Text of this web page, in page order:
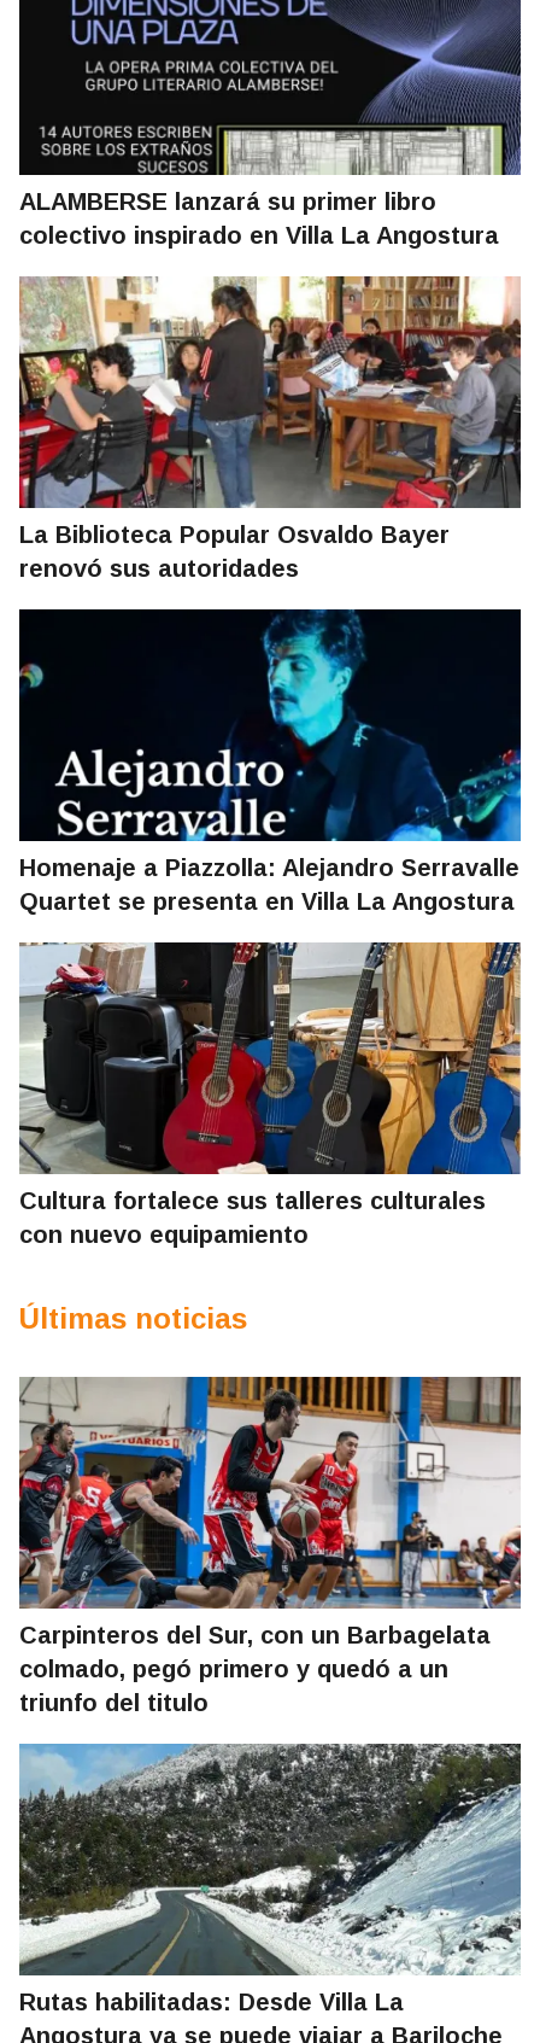
ALAMBERSE lanzará su primer libro
colectivo inspirado en Villa La Angostura
La Biblioteca Popular Osvaldo Bayer
renovó sus autoridades
Homenaje a Piazzolla: Alejandro Serravalle
Quartet se presenta en Villa La Angostura
Cultura fortalece sus talleres culturales
con nuevo equipamiento
Últimas noticias
Carpinteros del Sur, con un Barbagelata
colmado, pegó primero y quedó a un
triunfo del titulo
Rutas habilitadas: Desde Villa La
Angostura ya se puede viajar a Bariloche